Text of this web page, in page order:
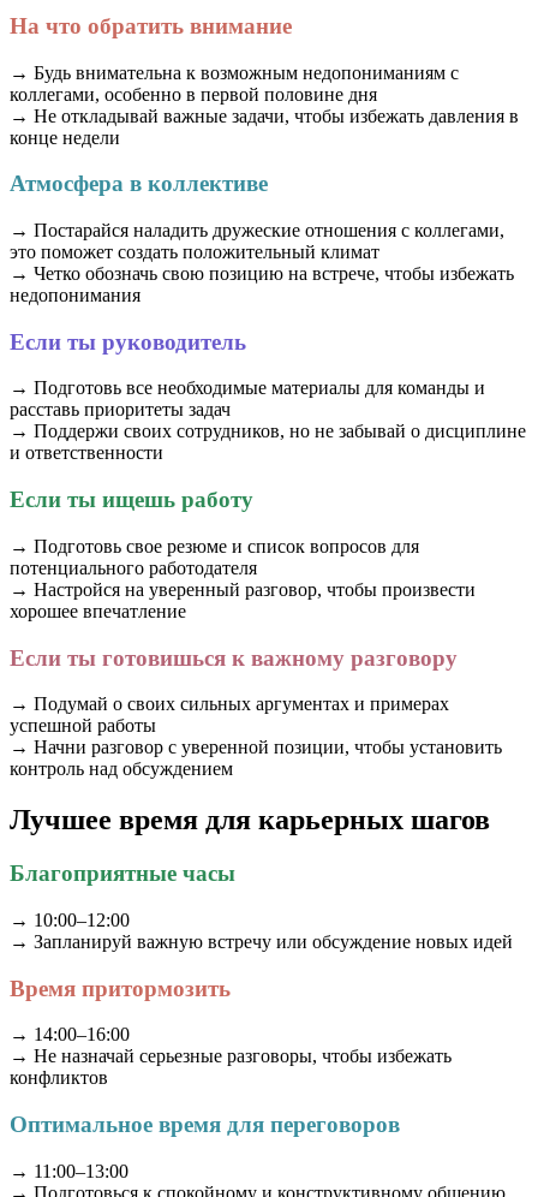
На что обратить внимание
→ Будь внимательна к возможным недопониманиям с
коллегами, особенно в первой половине дня
→ Не откладывай важные задачи, чтобы избежать давления в
конце недели
Атмосфера в коллективе
→ Постарайся наладить дружеские отношения с коллегами,
это поможет создать положительный климат
→ Четко обозначь свою позицию на встрече, чтобы избежать
недопонимания
Если ты руководитель
→ Подготовь все необходимые материалы для команды и
расставь приоритеты задач
→ Поддержи своих сотрудников, но не забывай о дисциплине
и ответственности
Если ты ищешь работу
→ Подготовь свое резюме и список вопросов для
потенциального работодателя
→ Настройся на уверенный разговор, чтобы произвести
хорошее впечатление
Если ты готовишься к важному разговору
→ Подумай о своих сильных аргументах и примерах
успешной работы
→ Начни разговор с уверенной позиции, чтобы установить
контроль над обсуждением
Лучшее время для карьерных шагов
Благоприятные часы
→ 10:00–12:00
→ Запланируй важную встречу или обсуждение новых идей
Время притормозить
→ 14:00–16:00
→ Не назначай серьезные разговоры, чтобы избежать
конфликтов
Оптимальное время для переговоров
→ 11:00–13:00
→ Подготовься к спокойному и конструктивному общению